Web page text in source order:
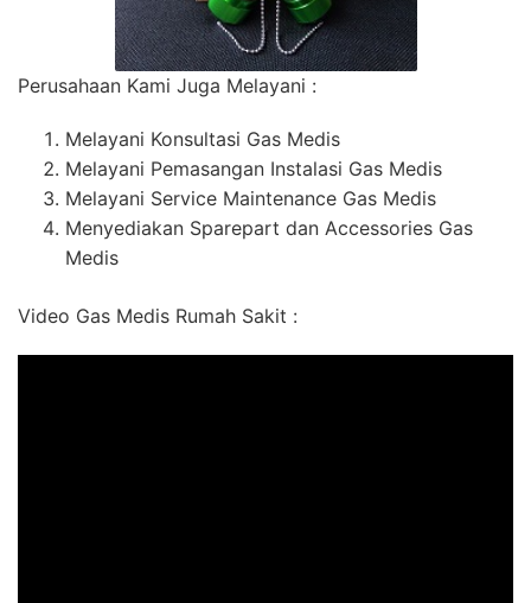
Perusahaan Kami Juga Melayani :
Melayani Konsultasi Gas Medis
Melayani Pemasangan Instalasi Gas Medis
Melayani Service Maintenance Gas Medis
Menyediakan Sparepart dan Accessories Gas
Medis
Video Gas Medis Rumah Sakit :